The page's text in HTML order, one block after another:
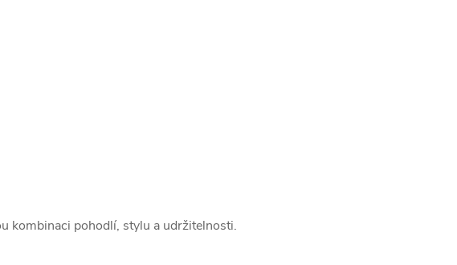
kombinaci pohodlí, stylu a udržitelnosti.